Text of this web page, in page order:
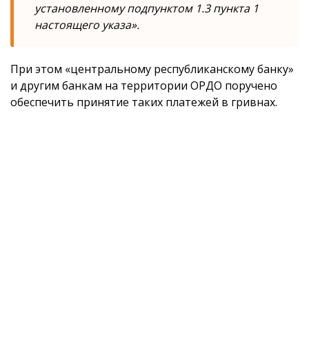
установленному подпунктом 1.3 пункта 1
настоящего указа».
При этом «центральному республиканскому банку»
и другим банкам на территории ОРДО поручено
обеспечить принятие таких платежей в гривнах.